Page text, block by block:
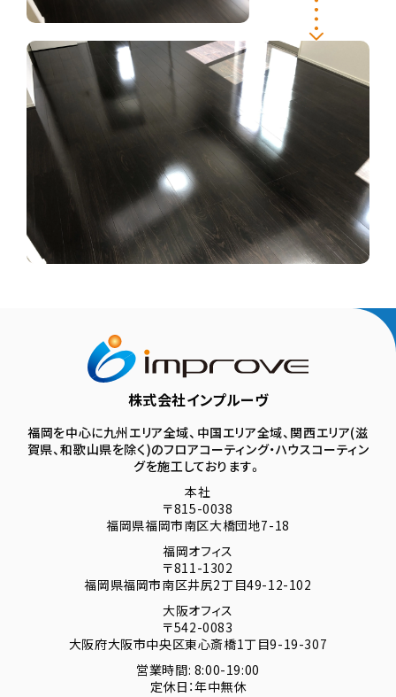
株式会社インプルーヴ
福岡を中心に九州エリア全域、中国エリア全域、関西エリア(滋
賀県、和歌山県を除く)のフロアコーティング・ハウスコーティン
グを施工しております。
本社
〒815-0038
福岡県福岡市南区大橋団地7-18
福岡オフィス
〒811-1302
福岡県福岡市南区井尻2丁目49-12-102
大阪オフィス
〒542-0083
大阪府大阪市中央区東心斎橋1丁目9-19-307
営業時間: 8:00-19:00
定休日：年中無休